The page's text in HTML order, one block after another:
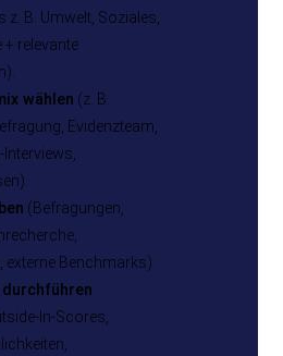
z. B. Umwelt, Soziales,
+ relevante
wählen (z. B.
Evidenzteam,
(Befragungen,
Benchmarks).
In-Scores,